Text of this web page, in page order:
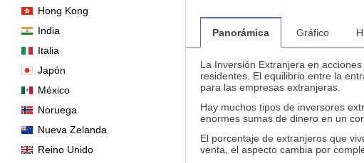
Hong Kong
India
Italia
Japón
México
Noruega
Nueva Zelanda
Reino Unido
Panorámica Gráfico
La Inversión Extranjera en
residentes. El equilibrio entre la
para las empresas extranjeras.
Hay muchos tipos de inversores
enormes sumas de dinero en un
El porcentaje de extranjeros que
venta, el aspecto cambia por